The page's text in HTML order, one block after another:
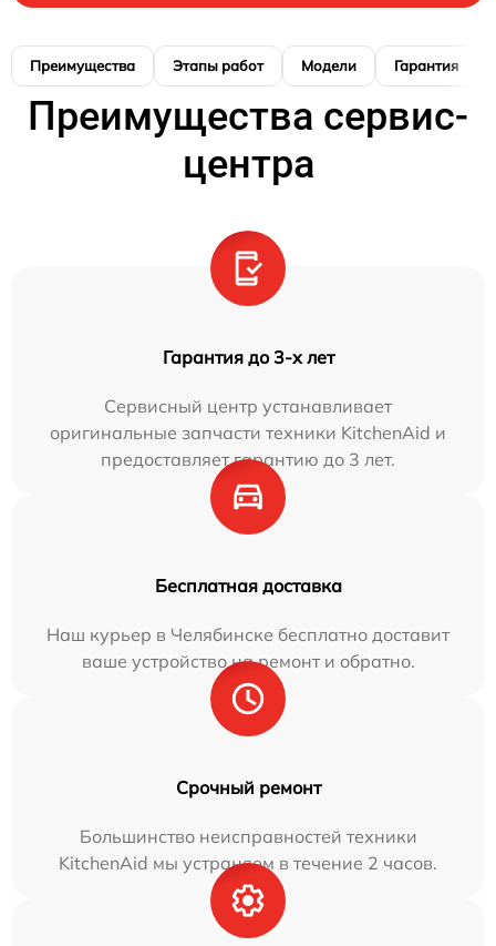
Преимущества Этапы работ Модели Гарантия
Преимущества сервис-
центра
Гарантия до 3-х лет
Сервисный центр устанавливает
оригинальные запчасти техники KitchenAid и
предоставляет гарантию до 3 лет.
Бесплатная доставка
Наш курьер в Челябинске бесплатно доставит
ваше устройство на ремонт и обратно.
Срочный ремонт
Большинство неисправностей техники
KitchenAid мы устраняем в течение 2 часов.